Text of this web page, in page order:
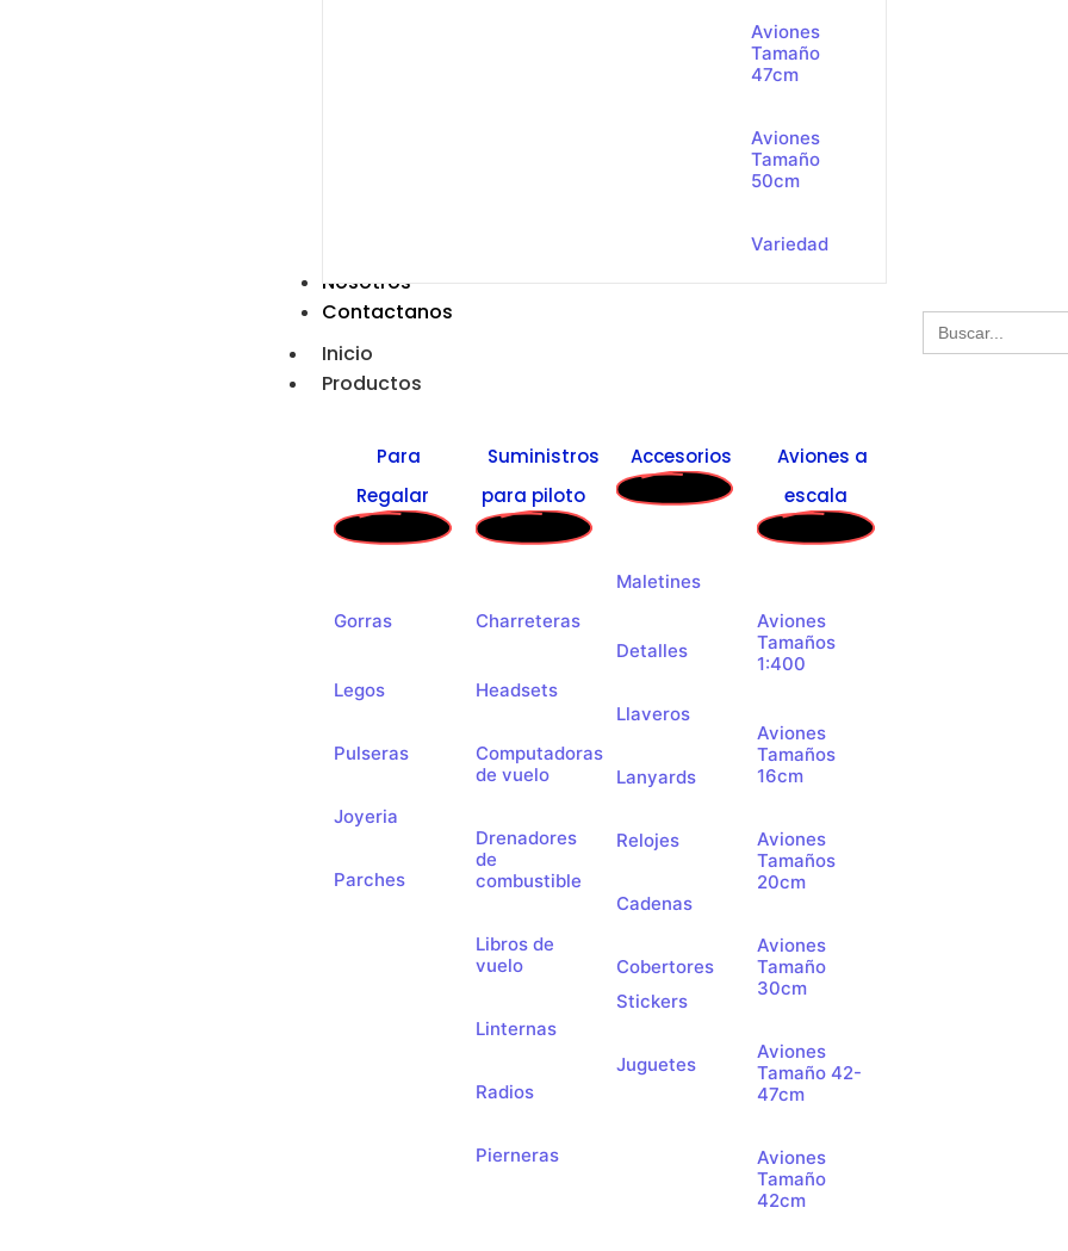
Aviones
Tamaño
47cm
Aviones
Tamaño
50cm
Variedad
Nosotros
Contactanos
Inicio
Productos
Para
Regalar
Gorras
Legos
Pulseras
Joyeria
Parches
Suministros
para piloto
Charreteras
Headsets
Computadoras
de vuelo
Drenadores
de
combustible
Libros de
vuelo
Linternas
Radios
Pierneras
Accesorios
Maletines
Detalles
Llaveros
Lanyards
Relojes
Cadenas
Cobertores
Stickers
Juguetes
Aviones a
escala
Aviones
Tamaños
1:400
Aviones
Tamaños
16cm
Aviones
Tamaños
20cm
Aviones
Tamaño
30cm
Aviones
Tamaño 42-
47cm
Aviones
Tamaño
42cm
Buscar: